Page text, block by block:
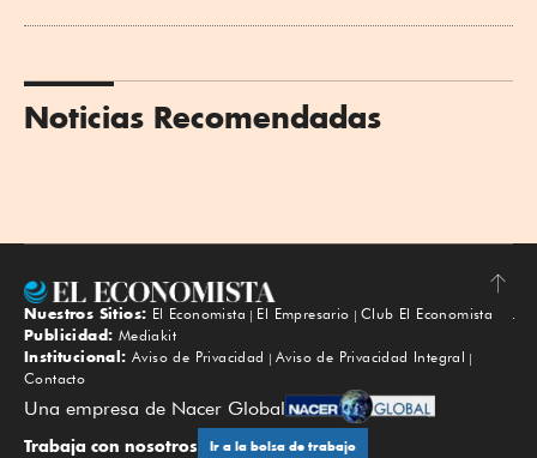
Noticias Recomendadas
Subir
Nuestros Sitios: El Economista El Empresario
Club El Economista
Publicidad: Mediakit
Institucional: Aviso de Privacidad
Aviso de Privacidad Integral
Contacto
Una empresa de Nacer Global
Trabaja con nosotros Ir a la bolsa de trabajo